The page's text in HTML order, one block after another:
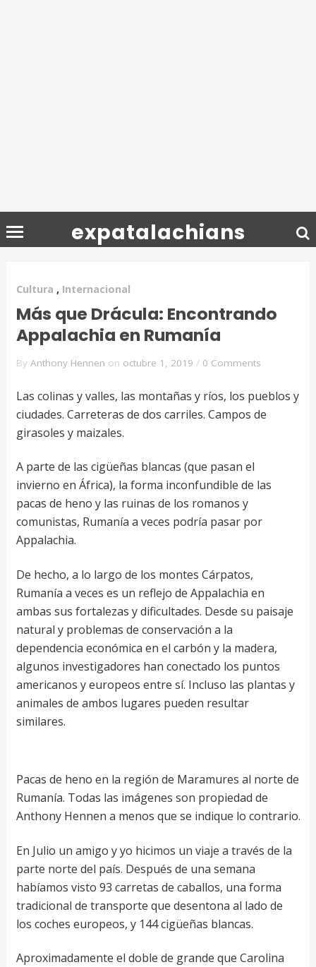
expatalachians
Cultura , Internacional
Más que Drácula: Encontrando
Appalachia en Rumanía
By Anthony Hennen on octubre 1, 2019 / 0 Comments
Las colinas y valles, las montañas y ríos, los pueblos y
ciudades. Carreteras de dos carriles. Campos de
girasoles y maizales.
A parte de las cigüeñas blancas (que pasan el
invierno en África), la forma inconfundible de las
pacas de heno y las ruinas de los romanos y
comunistas, Rumanía a veces podría pasar por
Appalachia.
De hecho, a lo largo de los montes Cárpatos,
Rumanía a veces es un reflejo de Appalachia en
ambas sus fortalezas y dificultades. Desde su paisaje
natural y problemas de conservación a la
dependencia económica en el carbón y la madera,
algunos investigadores han conectado los puntos
americanos y europeos entre sí. Incluso las plantas y
animales de ambos lugares pueden resultar
similares.
Pacas de heno en la región de Maramures al norte de
Rumanía. Todas las imágenes son propiedad de
Anthony Hennen a menos que se indique lo contrario.
En Julio un amigo y yo hicimos un viaje a través de la
parte norte del país. Después de una semana
habíamos visto 93 carretas de caballos, una forma
tradicional de transporte que desentona al lado de
los coches europeos, y 144 cigüeñas blancas.
Aproximadamente el doble de grande que Carolina